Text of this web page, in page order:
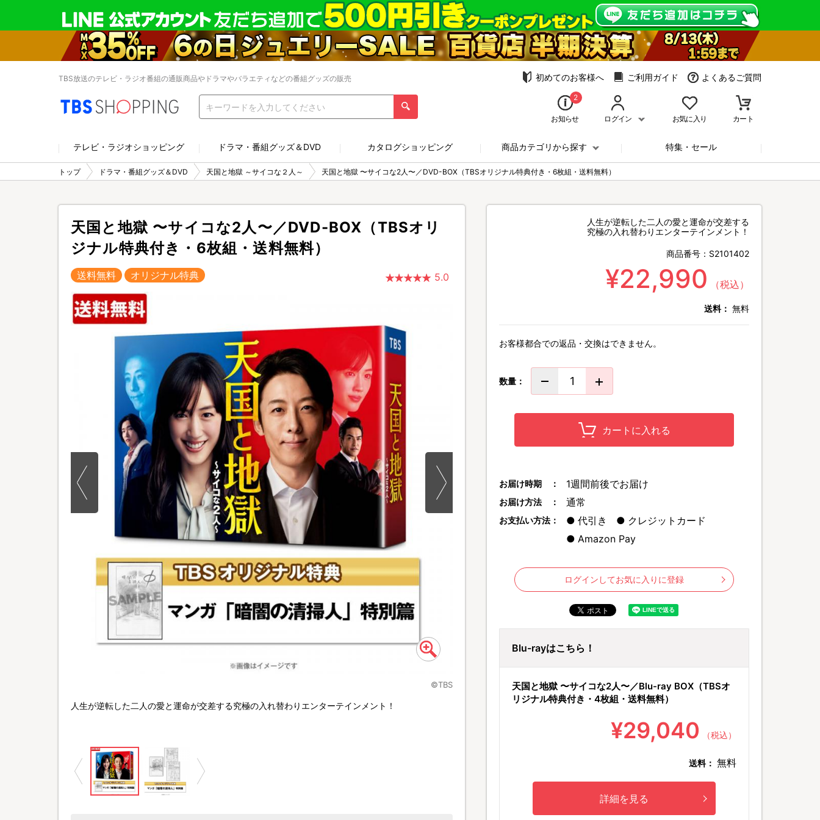
TBS放送のテレビ・ラジオ番組の通販商品やドラマやバラエティなどの番組グッズの販売 初めてのお客様へ ご利用ガイド よくあるご質問
2
お知らせ ログイン お気に入り カート
テレビ・ラジオショッピング ドラマ・番組グッズ＆DVD カタログショッピング 商品カテゴリから探す 特集・セール
トップ ドラマ・番組グッズ＆DVD 天国と地獄 ～サイコな２人～ 天国と地獄 〜サイコな2人〜／DVD-BOX（TBSオリジナル特典付き・6枚組・送料無料）
天国と地獄 〜サイコな2人〜／DVD-BOX（TBSオリ
ジナル特典付き・6枚組・送料無料）
送料無料 オリジナル特典 5.0
©TBS
人生が逆転した二人の愛と運命が交差する究極の入れ替わりエンターテインメント！
人生が逆転した二人の愛と運命が交差する
究極の入れ替わりエンターテインメント！
商品番号： S2101402
¥22,990 （税込）
送料： 無料
お客様都合での返品・交換はできません。
数量：
カートに入れる
お届け時期 ： 1週間前後でお届け
お届け方法 ： 通常
お支払い方法： 代引き
クレジットカード
Amazon Pay
ログインしてお気に入りに登録
Blu-rayはこちら！
天国と地獄 〜サイコな2人〜／Blu-ray BOX（TBSオ
リジナル特典付き・4枚組・送料無料）
¥29,040 （税込）
送料： 無料
詳細を見る